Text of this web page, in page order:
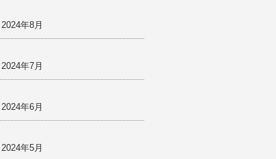
2024年8月
2024年7月
2024年6月
2024年5月